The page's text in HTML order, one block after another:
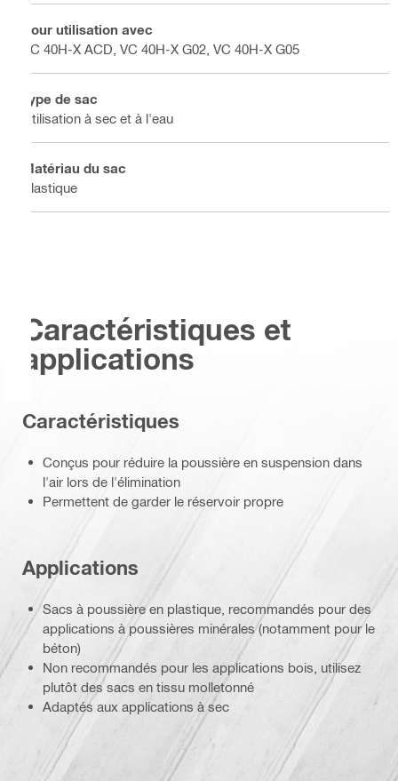
Pour utilisation avec
VC 40H-X ACD, VC 40H-X G02, VC 40H-X G05
Type de sac
Utilisation à sec et à l'eau
Matériau du sac
Plastique
Caractéristiques et
applications
Caractéristiques
Conçus pour réduire la poussière en suspension dans
l'air lors de l'élimination
Permettent de garder le réservoir propre
Applications
Sacs à poussière en plastique, recommandés pour des
applications à poussières minérales (notamment pour le
béton)
Non recommandés pour les applications bois, utilisez
plutôt des sacs en tissu molletonné
Adaptés aux applications à sec